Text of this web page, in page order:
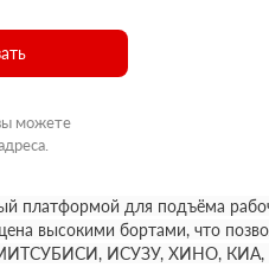
можете
платформой для подъёма
высокими бортами, что
ИСУЗУ, ХИНО, КИА,